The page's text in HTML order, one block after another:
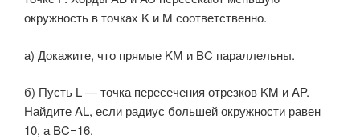
окружность в точках K и M соответственно.
а) Докажите, что прямые KM и BC параллельны.
б) Пусть L — точка пересечения отрезков KM и AP.
Найдите AL, если радиус большей окружности равен
10, а BC=16.